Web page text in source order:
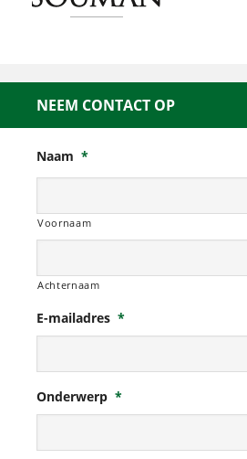
NEEM CONTACT OP
Naam *
Voornaam
Achternaam
E-mailadres *
Onderwerp *